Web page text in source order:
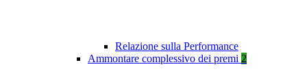
Relazione sulla Performance
Ammontare complessivo dei premi 2